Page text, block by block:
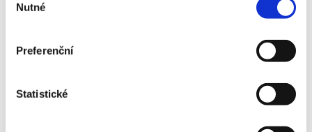
souhlasu
Nutné
Preferenční
Statistické